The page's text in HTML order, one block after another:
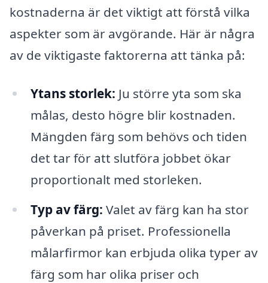
kostnaderna är det viktigt att förstå vilka
aspekter som är avgörande. Här är några
av de viktigaste faktorerna att tänka på:
Ytans storlek: Ju större yta som ska
målas, desto högre blir kostnaden.
Mängden färg som behövs och tiden
det tar för att slutföra jobbet ökar
proportionalt med storleken.
Typ av färg: Valet av färg kan ha stor
påverkan på priset. Professionella
målarfirmor kan erbjuda olika typer av
färg som har olika priser och